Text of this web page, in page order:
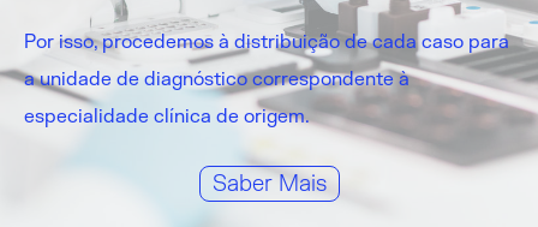
Por isso, procedemos à distribuição de cada caso para
a unidade de diagnóstico correspondente à
especialidade clínica de origem.
Saber Mais